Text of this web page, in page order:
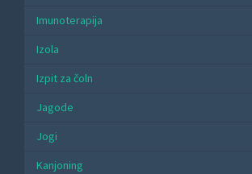
Imunoterapija
Izola
Izpit za čoln
Jagode
Jogi
Kanjoning